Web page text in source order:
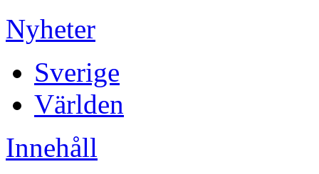
Nyheter
Sverige
Världen
Innehåll